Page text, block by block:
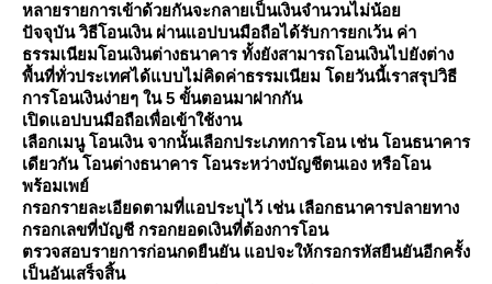
หลายรายการเข้าด้วยกันจะกลายเป็นเงินจำนวนไม่น้อ
ปัจจุบัน วิธีโอนเงิน ผ่านแอปบนมือถือได้รับการยกเว้น ค่า
ธรรมเนียมโอนเงินต่างธนาคาร ทั้งยังสามารถโอนเงินไปยังต่าง
พื้นที่ทั่วประเทศได้แบบไม่คิดค่าธรรมเนียม โดยวันนี้เราสรุปวิธี
การโอนเงินง่ายๆ ใน 5 ขั้นตอนมาฝากกัน
เปิดแอปบนมือถือเพื่อเข้าใช้งาน
เลือกเมนู โอนเงิน จากนั้นเลือกประเภทการโอน เช่น โอนธนาคาร
เดียวกัน โอนต่างธนาคาร โอนระหว่างบัญชีตนเอง หรือโอน
พร้อมเพย์
กรอกรายละเอียดตามที่แอประบุไว้ เช่น เลือกธนาคารปลายทาง
กรอกเลขที่บัญชี กรอกยอดเงินที่ต้องการโอน
ตรวจสอบรายการก่อนกดยืนยัน แอปจะให้กรอกรหัสยืนยันอีกครั้ง
เป็นอันเสร็จสิ้น